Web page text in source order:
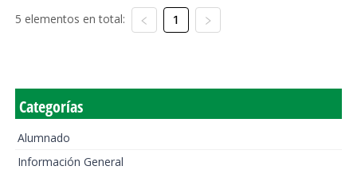
5 elementos en total: 1
Categorías
Alumnado
Información General